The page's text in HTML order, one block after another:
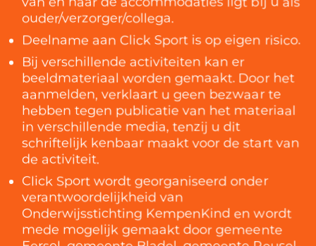
ouder/verzorger/collega.
Deelname aan Click Sport is op eigen risico.
Bij verschillende activiteiten kan er
beeldmateriaal worden gemaakt. Door het
aanmelden, verklaart u geen bezwaar te
hebben tegen publicatie van het materiaal
in verschillende media, tenzij u dit
schriftelijk kenbaar maakt voor de start van
de activiteit.
Click Sport wordt georganiseerd onder
verantwoordelijkheid van
Onderwijsstichting KempenKind en wordt
mede mogelijk gemaakt door gemeente